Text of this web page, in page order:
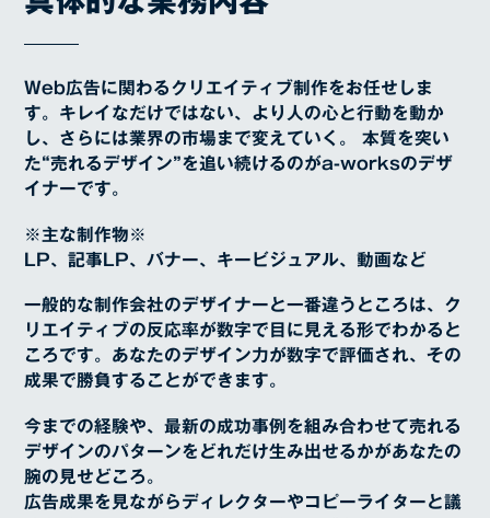
Web広告に関わるクリエイティブ制作をお任せしま
す。キレイなだけではない、より人の心と行動を動か
し、さらには業界の市場まで変えていく。 本質を突い
た“売れるデザイン”を追い続けるのがa-worksのデザ
イナーです。
※主な制作物※
LP、記事LP、バナー、キービジュアル、動画など
一般的な制作会社のデザイナーと一番違うところは、ク
リエイティブの反応率が数字で目に見える形でわかると
ころです。あなたのデザイン力が数字で評価され、その
成果で勝負することができます。
今までの経験や、最新の成功事例を組み合わせて売れる
デザインのパターンをどれだけ生み出せるかがあなたの
腕の見せどころ。
広告成果を見ながらディレクターやコピーライターと議